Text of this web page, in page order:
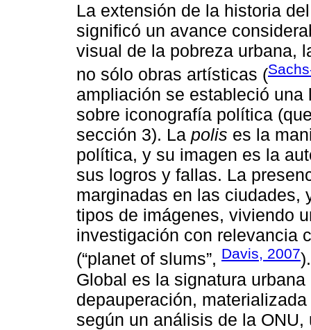
La extensión de la historia
significó un avance
visual de la pobreza urbana,
no sólo obras artísticas (
ampliación se estableció
sobre iconografía política
sección 3). La polis es la
política, y su imagen es la
sus logros y fallas. La
marginadas en las ciudades,
tipos de imágenes, viviendo
investigación con relevancia
(“planet of slums”, Davis, 2007
Global es la signatura
depauperación,
según un análisis de la